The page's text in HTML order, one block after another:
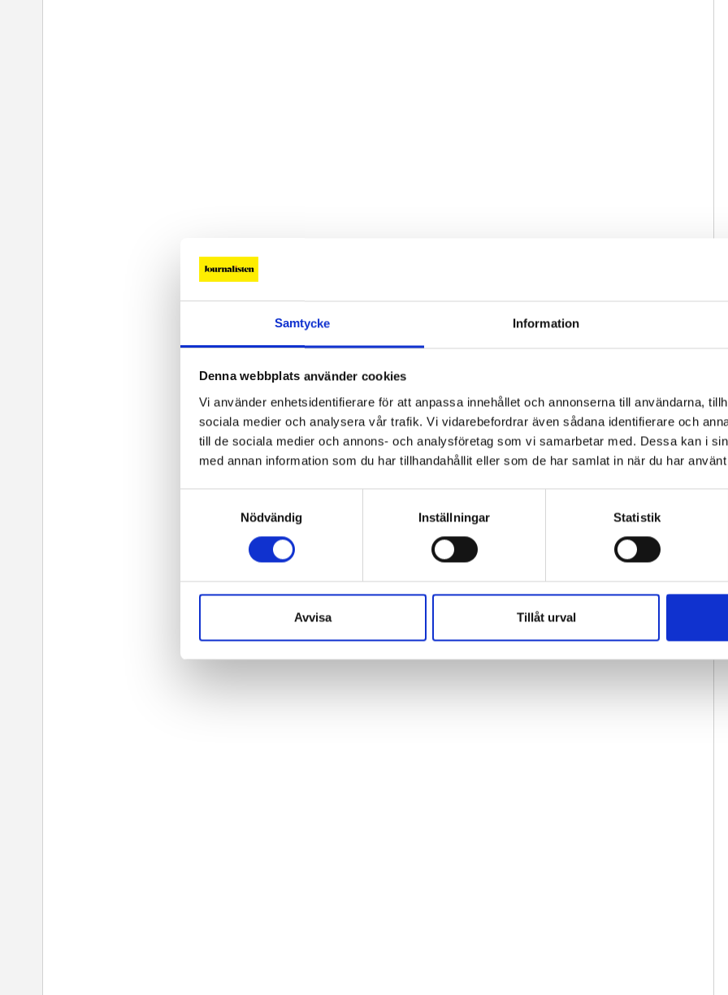
Samtycke Information
Denna webbplats använder cookies
Vi använder enhetsidentifierare för att anpassa innehållet och annonserna till användarna,
sociala medier och analysera vår trafik. Vi vidarebefordrar även sådana identifierare och
till de sociala medier och annons- och analysföretag som vi samarbetar med. Dessa kan i
med annan information som du har tillhandahållit eller som de har samlat in när du har
Nödvändig
Inställningar Statistik
Avvisa Tillåt urval